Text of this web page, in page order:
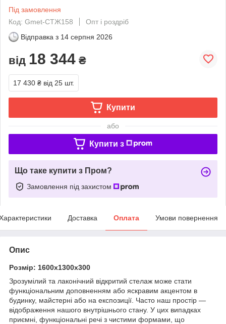
Під замовлення
Код: Gmet-СТЖ158
Опт і роздріб
Відправка з 14 серпня 2026
від 18 344 ₴
17 430 ₴ від 25 шт.
Купити
або
Купити з
Що таке купити з Пром?
Замовлення під захистом
Доставка Оплата Умови повернення
Опис
Розмір: 1600х1300х300
Зрозумілий та лаконічний відкритий стелаж може стати
функціональним доповненням або яскравим акцентом в
будинку, майстерні або на експозиції. Часто наш простір —
відображення нашого внутрішнього стану. У цих випадках
приємні, функціональні речі з чистими формами, що